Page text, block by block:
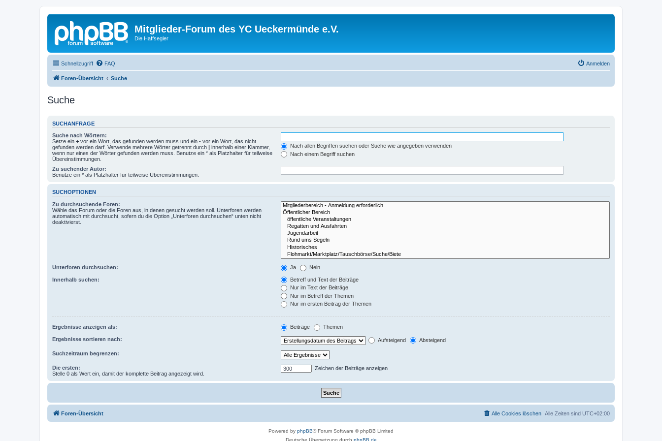
Mitglieder-Forum des YC Ueckermünde e.V.
Die Haffsegler
Schnellzugriff FAQ Anmelden
Foren-Übersicht Suche
Suche
SUCHANFRAGE
Suche nach Wörtern:
Setze ein + vor ein Wort, das gefunden werden muss und ein - vor ein Wort, das nicht
gefunden werden darf. Verwende mehrere Wörter getrennt durch | innerhalb einer Klammer,
wenn nur eines der Wörter gefunden werden muss. Benutze ein * als Platzhalter für teilweise
Übereinstimmungen.
Nach allen Begriffen suchen oder Suche wie angegeben verwenden
Nach einem Begriff suchen
Zu suchender Autor:
Benutze ein * als Platzhalter für teilweise Übereinstimmungen.
SUCHOPTIONEN
Zu durchsuchende Foren:
Wähle das Forum oder die Foren aus, in denen gesucht werden soll. Unterforen werden
automatisch mit durchsucht, sofern du die Option „Unterforen durchsuchen“ unten nicht
deaktivierst.
Unterforen durchsuchen: Ja Nein
Innerhalb suchen:
Betreff und Text der Beiträge
Nur im Text der Beiträge
Nur im Betreff der Themen
Nur im ersten Beitrag der Themen
Ergebnisse anzeigen als: Beiträge Themen
Ergebnisse sortieren nach: Aufsteigend Absteigend
Suchzeitraum begrenzen:
Die ersten:
Stelle 0 als Wert ein, damit der komplette Beitrag angezeigt wird.
Zeichen der Beiträge anzeigen
Foren-Übersicht Alle Zeiten sind UTC+02:00
Alle Cookies löschen
Powered by phpBB® Forum Software © phpBB Limited
Deutsche Übersetzung durch phpBB.de